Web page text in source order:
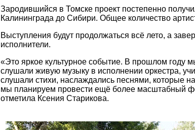
Зародившийся в Томске проект постепенно
Калининграда до Сибири. Общее количество
Выступления будут продолжаться всё лето, а
исполнители.
«Это яркое культурное событие. В прошлом году
слушали живую музыку в исполнении оркестра,
слушали стихи, наслаждались песнями, которые
мы планируем провести ещё более масштабный
отметила Ксения Старикова.